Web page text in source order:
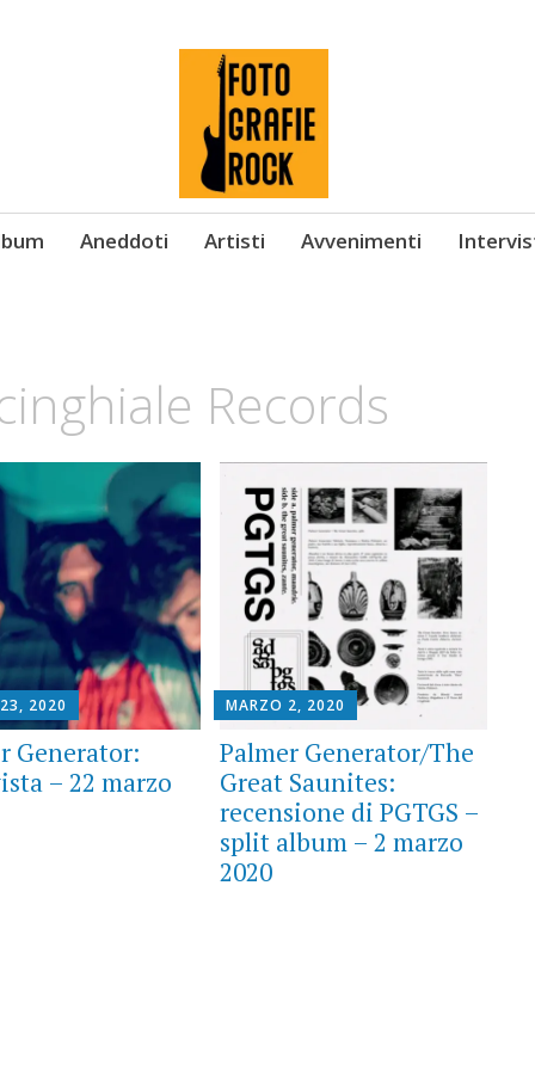
Aneddoti Artisti Avvenimenti
Records
2020
Generator:
– 22 marzo
MARZO 2, 2020
Palmer Generator/The
Great Saunites:
recensione di PGTGS –
split album – 2 marzo
2020